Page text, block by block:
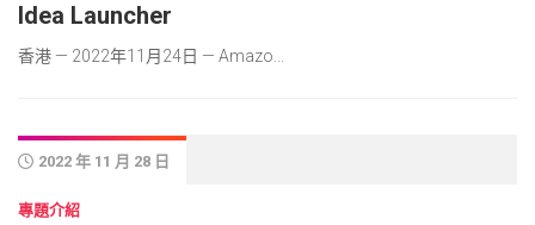
Idea Launcher
香港 — 2022年11月24日 — Amazo...
2022 年 11 月 28 日
專題介紹